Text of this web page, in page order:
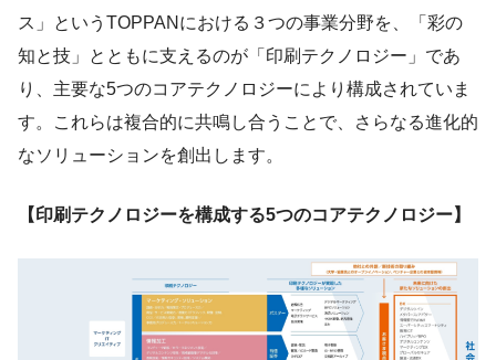
ス」というTOPPANにおける３つの事業分野を、「彩の
知と技」とともに支えるのが「印刷テクノロジー」であ
り、主要な5つのコアテクノロジーにより構成されていま
す。これらは複合的に共鳴し合うことで、さらなる進化的
なソリューションを創出します。
【印刷テクノロジーを構成する5つのコアテクノロジー】